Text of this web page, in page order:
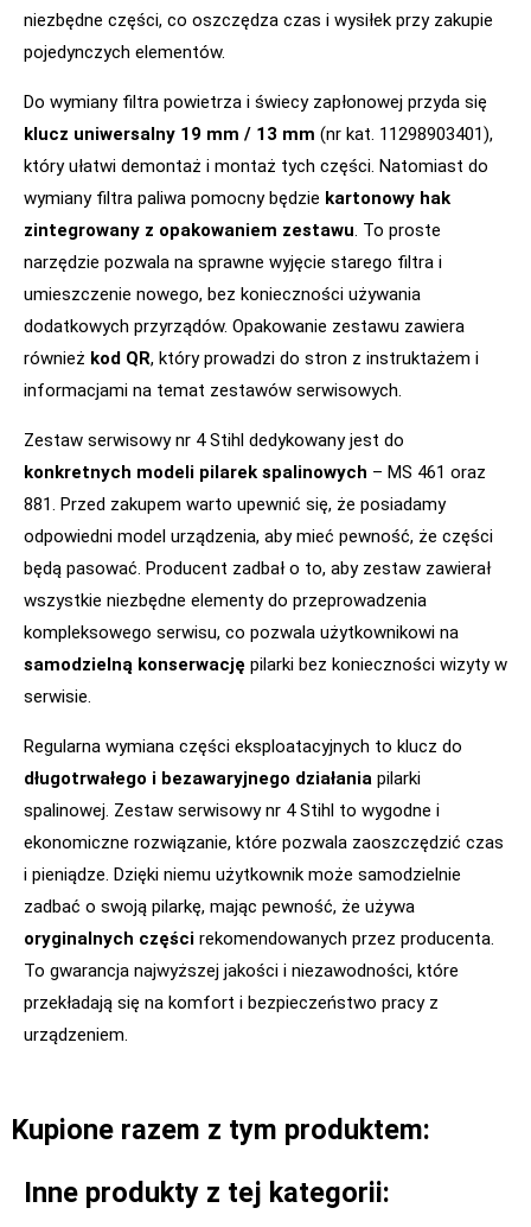
niezbędne części, co oszczędza czas i wysiłek przy zakupie
pojedynczych elementów.
Do wymiany filtra powietrza i świecy zapłonowej przyda się
klucz uniwersalny 19 mm / 13 mm (nr kat. 11298903401),
który ułatwi demontaż i montaż tych części. Natomiast do
wymiany filtra paliwa pomocny będzie kartonowy hak
zintegrowany z opakowaniem zestawu. To proste
narzędzie pozwala na sprawne wyjęcie starego filtra i
umieszczenie nowego, bez konieczności używania
dodatkowych przyrządów. Opakowanie zestawu zawiera
również kod QR, który prowadzi do stron z instruktażem i
informacjami na temat zestawów serwisowych.
Zestaw serwisowy nr 4 Stihl dedykowany jest do
konkretnych modeli pilarek spalinowych – MS 461 oraz
881. Przed zakupem warto upewnić się, że posiadamy
odpowiedni model urządzenia, aby mieć pewność, że części
będą pasować. Producent zadbał o to, aby zestaw zawierał
wszystkie niezbędne elementy do przeprowadzenia
kompleksowego serwisu, co pozwala użytkownikowi na
samodzielną konserwację pilarki bez konieczności wizyty w
serwisie.
Regularna wymiana części eksploatacyjnych to klucz do
długotrwałego i bezawaryjnego działania pilarki
spalinowej. Zestaw serwisowy nr 4 Stihl to wygodne i
ekonomiczne rozwiązanie, które pozwala zaoszczędzić czas
i pieniądze. Dzięki niemu użytkownik może samodzielnie
zadbać o swoją pilarkę, mając pewność, że używa
oryginalnych części rekomendowanych przez producenta.
To gwarancja najwyższej jakości i niezawodności, które
przekładają się na komfort i bezpieczeństwo pracy z
urządzeniem.
Kupione razem z tym produktem:
Inne produkty z tej kategorii: